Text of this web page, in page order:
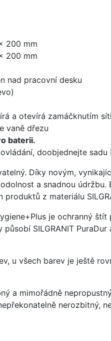
200 mm
200 mm
nad pracovní desku
a otevírá zamáčknutím
vaně dřezu
baterii.
doobjednejte sadu
Díky novým,
a snadnou
z materiálu
je ochranný
SILGRANIT
u všech barev je ještě
a mimořádně
nerozbitný,